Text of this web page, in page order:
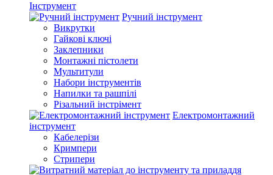
Інструмент
Ручний інструмент
Викрутки
Гайкові ключі
Заклепники
Монтажні пістолети
Мультитули
Набори інструментів
Напилки та рашпілі
Різальний інстрімент
Електромонтажний
інструмент
Кабелерізи
Кримпери
Стрипери